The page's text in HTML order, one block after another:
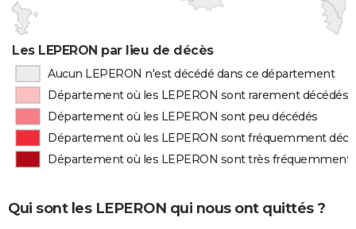
Les LEPERON par lieu de décès
Aucun LEPERON n'est décédé dans ce département
Département où les LEPERON sont rarement décédés
Département où les LEPERON sont peu décédés
Département où les LEPERON sont fréquemment
Département où les LEPERON sont très fréquemment
Qui sont les LEPERON qui nous ont quittés ?